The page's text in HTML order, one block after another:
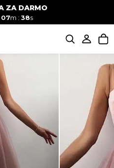
ZA DARMO
07m : 37s